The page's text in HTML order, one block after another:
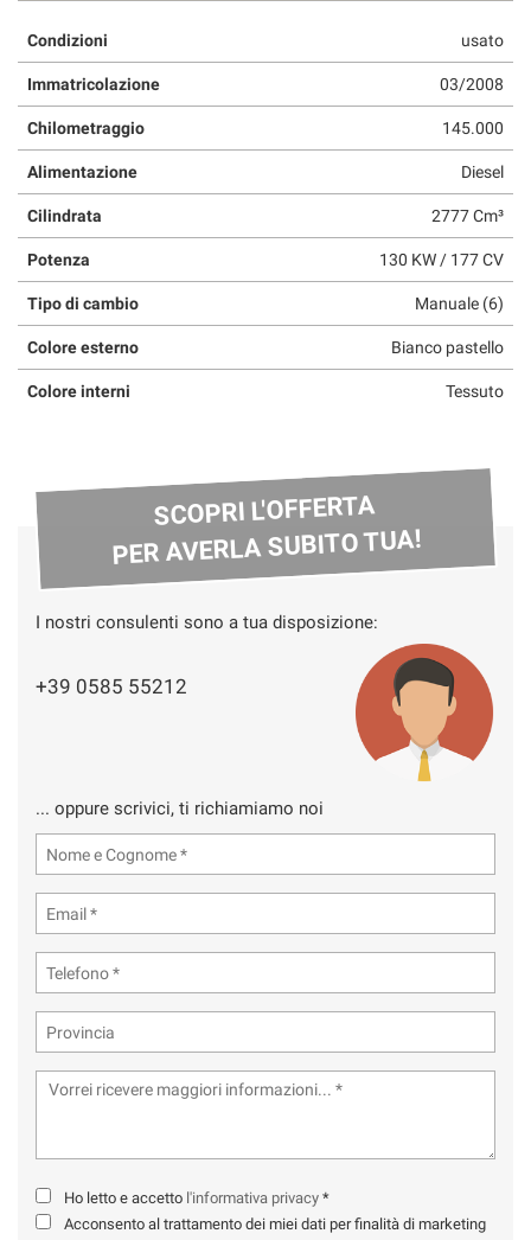
Condizioni usato
Immatricolazione 03/2008
Chilometraggio 145.000
Alimentazione Diesel
Cilindrata 2777 Cm³
Potenza 130 KW / 177 CV
Tipo di cambio Manuale (6)
Colore esterno Bianco pastello
Colore interni Tessuto
SCOPRI L'OFFERTA
PER AVERLA SUBITO TUA!
I nostri consulenti sono a tua disposizione:
+39 0585 55212
... oppure scrivici, ti richiamiamo noi
Ho letto e accetto l'informativa privacy *
Acconsento al trattamento dei miei dati per finalità di marketing